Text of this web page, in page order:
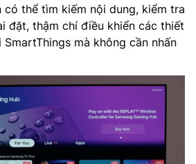
có thể tìm kiếm nội dung, kiểm tra
đặt, thậm chí điều khiển các thiết
mà không cần nhấn